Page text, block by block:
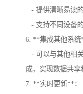
- 提供清晰易读
- 支持不同设备
6. **集成其他系统
- 可以与其他相
成，实现数据共享
7. **实时更新**：